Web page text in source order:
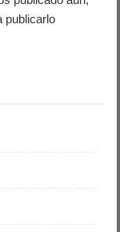
publicarlo